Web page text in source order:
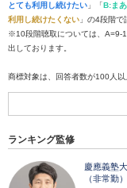
とても利用し続けたい 」「B:ま
利用し続けたくない 」の4段階で
※10段階聴取については、A=9-
出しております。
商標対象は、回答者数が100人以
ランキング監修
慶應義塾
（非常勤）